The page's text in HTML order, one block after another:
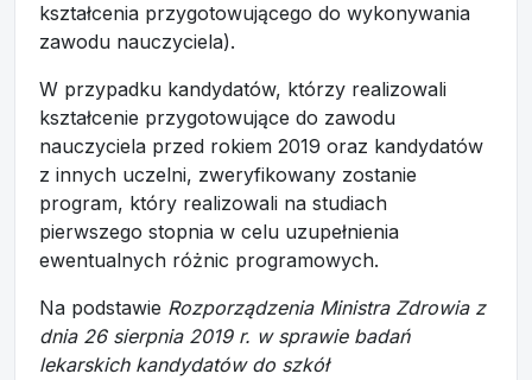
kształcenia przygotowującego do wykonywania
zawodu nauczyciela).
W przypadku kandydatów, którzy realizowali
kształcenie przygotowujące do zawodu
nauczyciela przed rokiem 2019 oraz kandydatów
z innych uczelni, zweryfikowany zostanie
program, który realizowali na studiach
pierwszego stopnia w celu uzupełnienia
ewentualnych różnic programowych.
Na podstawie Rozporządzenia Ministra Zdrowia z
dnia 26 sierpnia 2019 r. w sprawie badań
lekarskich kandydatów do szkół